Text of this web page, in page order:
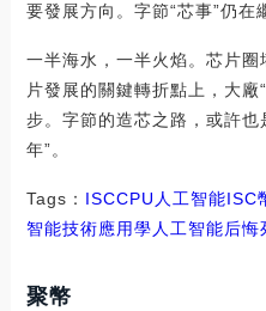
要發展方向。字節“芯事”仍在
一半海水，一半火焰。芯片
片發展的關鍵轉折點上，大
步。字節的造芯之路，或許
年”。
Tags： ISCCPU 人工智能ISC
智能技術應用學人工智能后悔
聚幣